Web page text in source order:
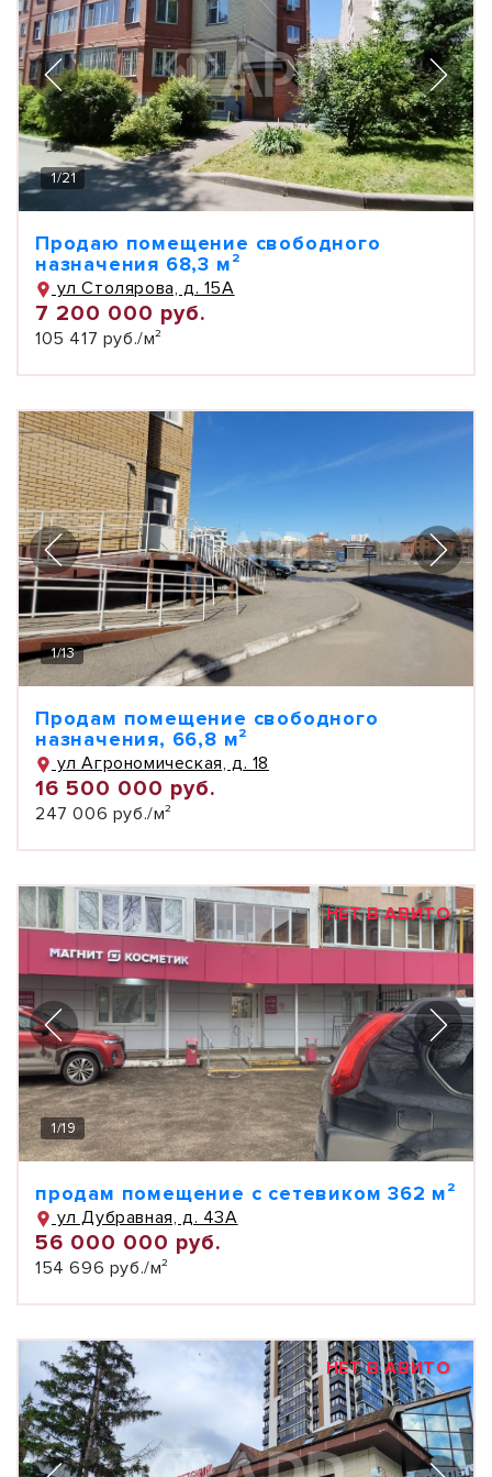
1/21
Продаю помещение свободного
назначения 68,3 м²
ул Столярова, д. 15А
7 200 000 руб.
105 417 руб./м²
1/13
Продам помещение свободного
назначения, 66,8 м²
ул Агрономическая, д. 18
16 500 000 руб.
247 006 руб./м²
НЕТ В АВИТО
1/19
продам помещение с сетевиком 362 м²
ул Дубравная, д. 43А
56 000 000 руб.
154 696 руб./м²
НЕТ В АВИТО